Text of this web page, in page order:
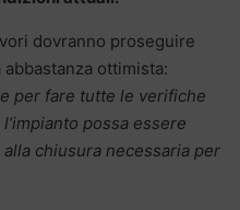
dovranno proseguire
abbastanza ottimista:
per fare tutte le verifiche
possa essere
chiusura necessaria per